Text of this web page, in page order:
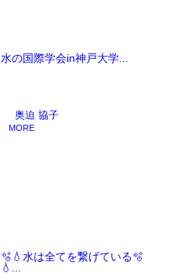
水の国際学会in神戸大学...
奥迫 協子
MORE
🫧💧水は全てを繋げている🫧
💧...